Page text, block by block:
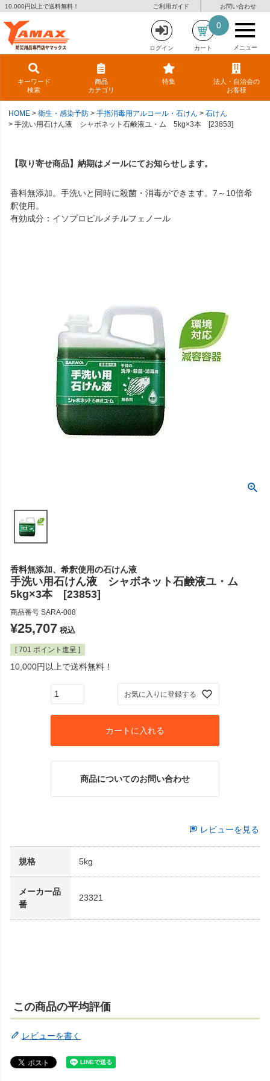
10,000円以上で送料無料！ ご利用ガイド お問い合わせ
ログイン カート
0
メニュー
キーワード
検索
商品
カテゴリ
特集
法人・自治会の
お客様
HOME 衛生・感染予防 手指消毒用アルコール・石けん
石けん
手洗い用石けん液 シャボネット石鹸液ユ・ム 5kg×3本 [23853]
【取り寄せ商品】納期はメールにてお知らせします。
香料無添加。手洗いと同時に殺菌・消毒ができます。7～10倍希
釈使用。
有効成分：イソプロピルメチルフェノール
香料無添加、希釈使用の石けん液
手洗い用石けん液 シャボネット石鹸液ユ・ム
5kg×3本 [23853]
商品番号 SARA-008
¥25,707 税込
[ 701 ポイント進呈 ]
10,000円以上で送料無料！
お気に入りに登録する
カートに入れる
商品についてのお問い合わせ
レビューを見る
規格 5kg
メーカー品
番
23321
この商品の平均評価
レビューを書く